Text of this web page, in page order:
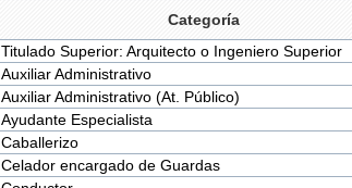
Categoría
Titulado Superior: Arquitecto o Ingeniero Superior
Auxiliar Administrativo
Auxiliar Administrativo (At. Público)
Ayudante Especialista
Caballerizo
Celador encargado de Guardas